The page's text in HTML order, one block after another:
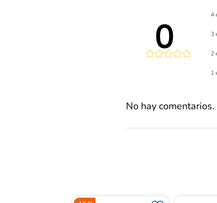
0
promedio
4
3
2
1
No hay comentarios.